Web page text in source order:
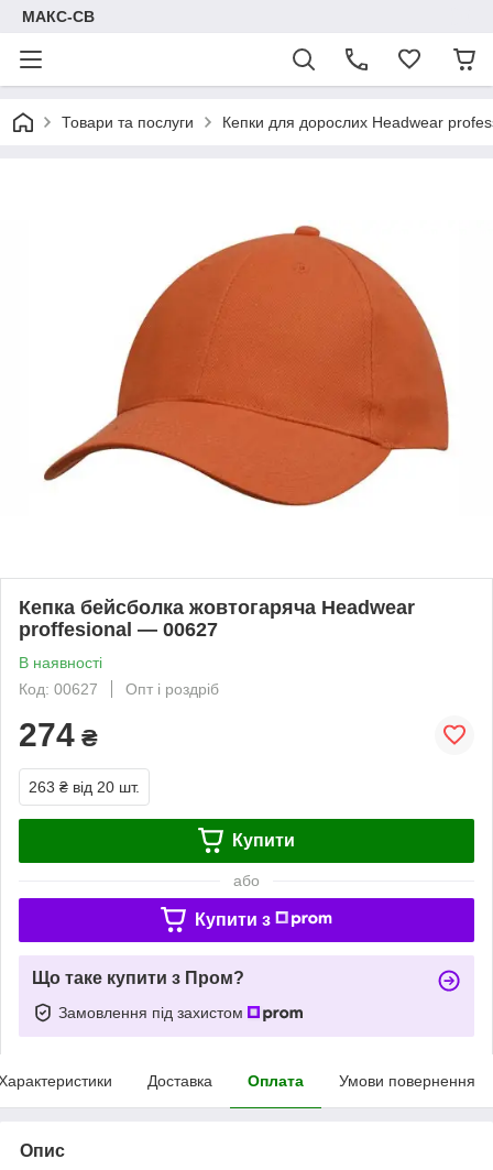
МАКС-СВ
Товари та послуги Кепки для дорослих Headwear
Кепка бейсболка жовтогаряча Headwear
proffesional — 00627
В наявності
Код: 00627
Опт і роздріб
274 ₴
263 ₴ від 20 шт.
Купити
або
Купити з
Що таке купити з Пром?
Замовлення під захистом
Доставка Оплата Умови повернення
Опис